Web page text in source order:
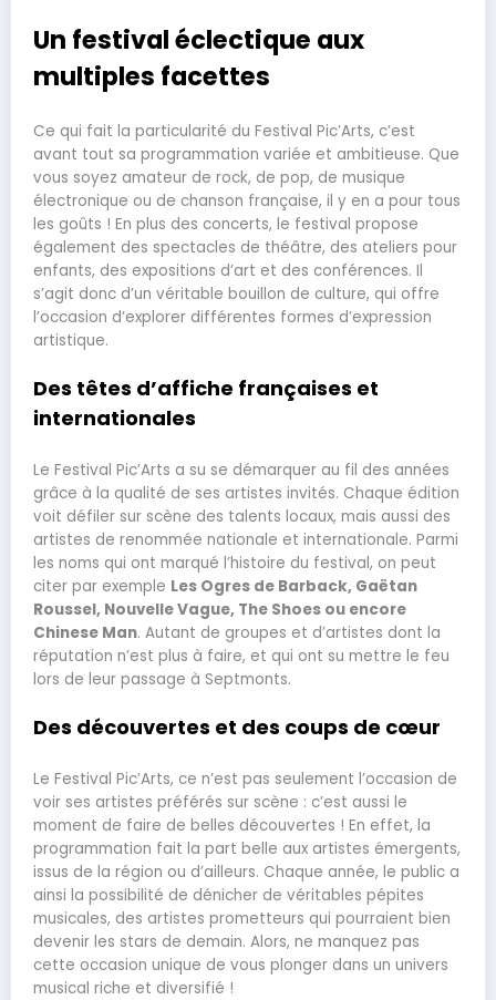
Un festival éclectique aux
multiples facettes
Ce qui fait la particularité du Festival Pic’Arts, c’est
avant tout sa programmation variée et ambitieuse. Que
vous soyez amateur de rock, de pop, de musique
électronique ou de chanson française, il y en a pour tous
les goûts ! En plus des concerts, le festival propose
également des spectacles de théâtre, des ateliers pour
enfants, des expositions d’art et des conférences. Il
s’agit donc d’un véritable bouillon de culture, qui offre
l’occasion d’explorer différentes formes d’expression
artistique.
Des têtes d’affiche françaises et
internationales
Le Festival Pic’Arts a su se démarquer au fil des années
grâce à la qualité de ses artistes invités. Chaque édition
voit défiler sur scène des talents locaux, mais aussi des
artistes de renommée nationale et internationale. Parmi
les noms qui ont marqué l’histoire du festival, on peut
citer par exemple Les Ogres de Barback, Gaëtan
Roussel, Nouvelle Vague, The Shoes ou encore
Chinese Man. Autant de groupes et d’artistes dont la
réputation n’est plus à faire, et qui ont su mettre le feu
lors de leur passage à Septmonts.
Des découvertes et des coups de cœur
Le Festival Pic’Arts, ce n’est pas seulement l’occasion de
voir ses artistes préférés sur scène : c’est aussi le
moment de faire de belles découvertes ! En effet, la
programmation fait la part belle aux artistes émergents,
issus de la région ou d’ailleurs. Chaque année, le public a
ainsi la possibilité de dénicher de véritables pépites
musicales, des artistes prometteurs qui pourraient bien
devenir les stars de demain. Alors, ne manquez pas
cette occasion unique de vous plonger dans un univers
musical riche et diversifié !